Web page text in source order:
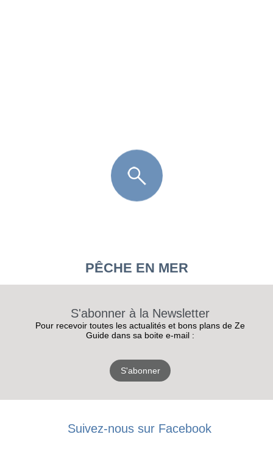
PÊCHE EN MER
S'abonner à la Newsletter
Pour recevoir toutes les actualités et bons plans de Ze
Guide dans sa boite e-mail :
S'abonner
Suivez-nous sur Facebook